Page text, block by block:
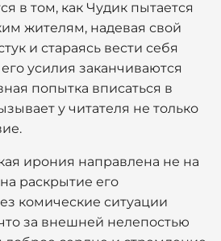
в том, как Чудик пытается
жителям, надевая свой
и стараясь вести себя
усилия заканчиваются
попытка вписаться в
у читателя не только
ирония направлена не на
раскрытие его
комические ситуации
за внешней нелепостью